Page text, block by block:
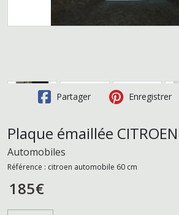
Partager Enregistrer
Plaque émaillée CITROEN
Automobiles
Référence : citroen automobile 60 cm
185€